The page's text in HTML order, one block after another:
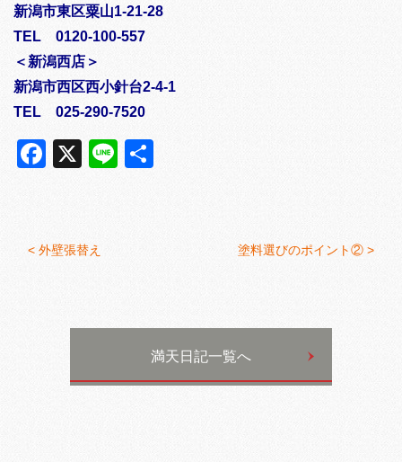
新潟市東区粟山1-21-28
TEL 0120-100-557
＜新潟西店＞
新潟市西区西小針台2-4-1
TEL 025-290-7520
Facebook
X Line
< 外壁張替え 塗料選びのポイント② >
満天日記一覧へ